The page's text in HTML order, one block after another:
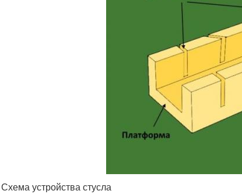
Схема устройства стусла